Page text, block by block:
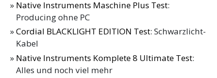
Native Instruments Maschine Plus Test:
Producing ohne PC
Cordial BLACKLIGHT EDITION Test: Schwarzlicht-
Kabel
Native Instruments Komplete 8 Ultimate Test:
Alles und noch viel mehr